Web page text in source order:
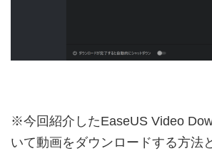
※今回紹介したEaseUS Video
いて動画をダウンロードする方法